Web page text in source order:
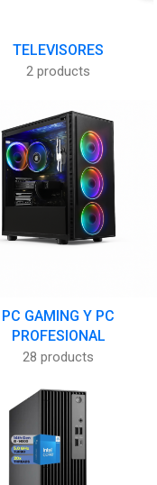
TELEVISORES
2 products
PC GAMING Y PC
PROFESIONAL
28 products